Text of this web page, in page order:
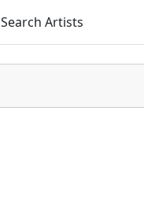
Search Artists